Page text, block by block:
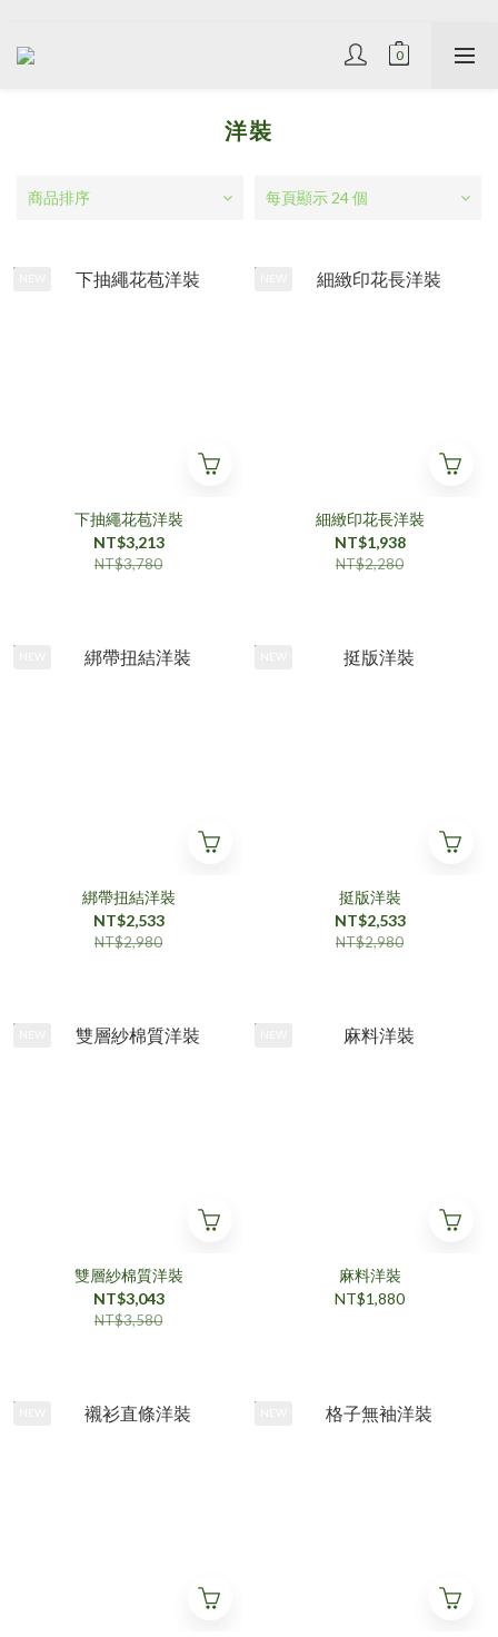
洋裝
商品排序 每頁顯示 24 個
下抽繩花苞洋裝
NT$3,213
NT$3,780
細緻印花長洋裝
NT$1,938
NT$2,280
綁帶扭結洋裝
NT$2,533
NT$2,980
挺版洋裝
NT$2,533
NT$2,980
雙層紗棉質洋裝
NT$3,043
NT$3,580
麻料洋裝
NT$1,880